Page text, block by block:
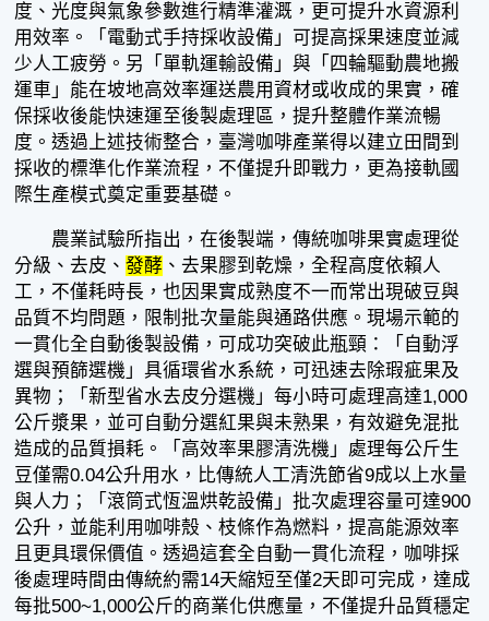
度、光度與氣象參數進行精準灌溉，更可提升水資源利
用效率。「電動式手持採收設備」可提高採果速度並減
少人工疲勞。另「單軌運輸設備」與「四輪驅動農地搬
運車」能在坡地高效率運送農用資材或收成的果實，確
保採收後能快速運至後製處理區，提升整體作業流暢
度。透過上述技術整合，臺灣咖啡產業得以建立田間到
採收的標準化作業流程，不僅提升即戰力，更為接軌國
際生產模式奠定重要基礎。
農業試驗所指出，在後製端，傳統咖啡果實處理從
分級、去皮、發酵 、去果膠到乾燥，全程高度依賴人
工，不僅耗時長，也因果實成熟度不一而常出現破豆與
品質不均問題，限制批次量能與通路供應。現場示範的
一貫化全自動後製設備，可成功突破此瓶頸：「自動浮
選與預篩選機」具循環省水系統，可迅速去除瑕疵果及
異物；「新型省水去皮分選機」每小時可處理高達1,000
公斤漿果，並可自動分選紅果與未熟果，有效避免混批
造成的品質損耗。「高效率果膠清洗機」處理每公斤生
豆僅需0.04公升用水，比傳統人工清洗節省9成以上水量
與人力；「滾筒式恆溫烘乾設備」批次處理容量可達900
公升，並能利用咖啡殼、枝條作為燃料，提高能源效率
且更具環保價值。透過這套全自動一貫化流程，咖啡採
後處理時間由傳統約需14天縮短至僅2天即可完成，達成
每批500~1,000公斤的商業化供應量，不僅提升品質穩定